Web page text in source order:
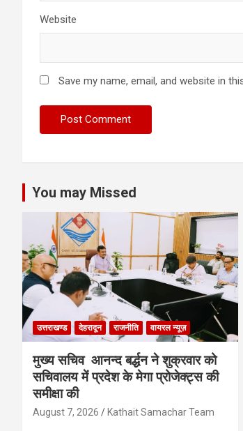
Website
Save my name, email, and website in
You may Missed
उत्तराखण्ड देहरादून राजनीति वायरल न्यूज़
मुख्य सचिव आनन्द बर्द्धन ने शुक्रवार को
सचिवालय में प्रदेश के मेगा प्रोजेक्ट्स की
समीक्षा की
August 7, 2026 Kathait Samachar Team